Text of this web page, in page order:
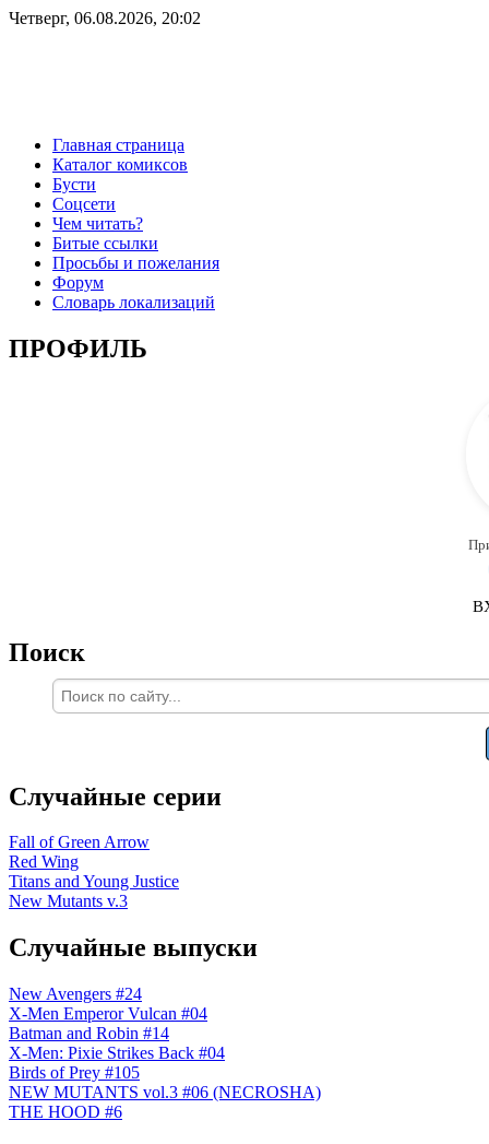
Четверг, 06.08.2026, 20:02
Главная страница
Каталог комиксов
Бусти
Соцсети
Чем читать?
Битые ссылки
Просьбы и пожелания
Форум
Словарь локализаций
ПРОФИЛЬ
Поиск
Случайные серии
Fall of Green Arrow
Red Wing
Titans and Young Justice
New Mutants v.3
Случайные выпуски
New Avengers #24
X-Men Emperor Vulcan #04
Batman and Robin #14
X-Men: Pixie Strikes Back #04
Birds of Prey #105
NEW MUTANTS vol.3 #06 (NECROSHA)
THE HOOD #6